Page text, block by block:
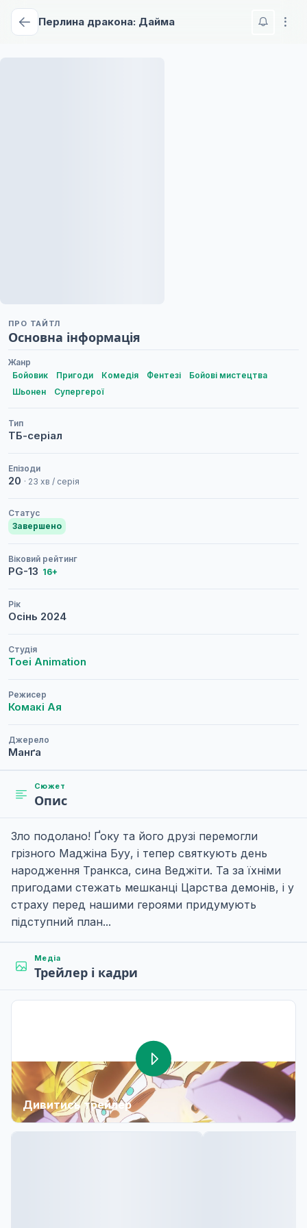
Перлина дракона: Дайма
ПРО ТАЙТЛ
Основна інформація
Жанр
Бойовик
Пригоди Комедія Фентезі
Бойові мистецтва
Шьонен
Супергерої
Тип
ТБ-серіал
Епізоди
20 · 23 хв / серія
Статус
Завершено
Віковий рейтинг
PG-13 16+
Рік
Осінь 2024
Студія
Toei Animation
Режисер
Комакі Ая
Джерело
Манґа
Сюжет
Опис
Зло подолано! Ґоку та його друзі перемогли
грізного Маджіна Буу, і тепер святкують день
народження Транкса, сина Веджіти. Та за їхніми
пригодами стежать мешканці Царства демонів, і у
страху перед нашими героями придумують
підступний план...
Медіа
Трейлер і кадри
Дивитись трейлер